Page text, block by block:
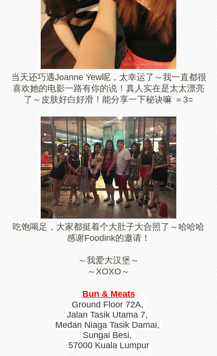
当天还巧遇Joanne Yew呢，太幸运了～我一直都很
喜欢她的电影一路有你的说！真人实在是太太漂亮
了～皮肤好白好滑！能分享一下秘诀嘛 ＝3=
吃饱喝足，大家都挺着个大肚子大合照了～哈哈哈
感谢Foodink的邀请！
～我爱大汉堡～
～XOXO～
Bun & Meats
Ground Floor 72A,
Jalan Tasik Utama 7,
Medan Niaga Tasik Damai,
Sungai Besi,
57000 Kuala Lumpur